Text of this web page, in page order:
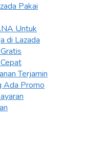
Pakai
Untuk
di Lazada
Terjamin
Ada Promo